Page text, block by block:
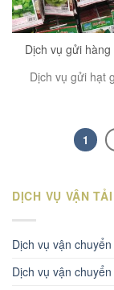
Dịch vụ gửi
Dịch vụ gửi hạt
1
DỊCH VỤ VẬN
Dịch vụ vận
Dịch vụ vận